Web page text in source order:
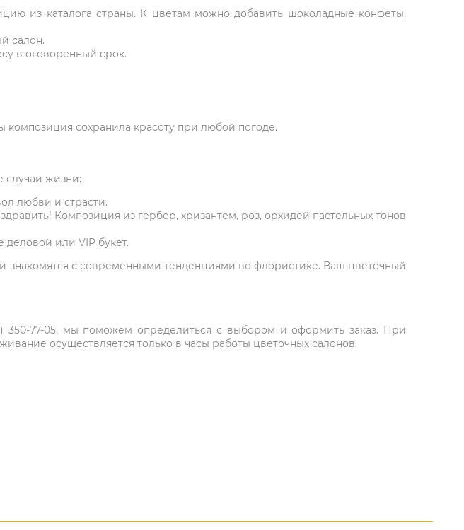
из каталога страны. К цветам можно добавить шоколадные конфеты,
салон.
в оговоренный срок.
композиция сохранила красоту при любой погоде.
случаи жизни:
любви и страсти.
Композиция из гербер, хризантем, роз, орхидей пастельных тонов
или VIP букет.
знакомятся с современными тенденциями во флористике. Ваш цветочный
350-77-05, мы поможем определиться с выбором и оформить заказ. При
осуществляется только в часы работы цветочных салонов.